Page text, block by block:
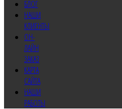
БЛОГ
НАШИ
КЛИЕНТЫ
ОН-
ЛАЙН
ЗАКАЗ
КАРТА
САЙТА
НАШИ
РАБОТЫ